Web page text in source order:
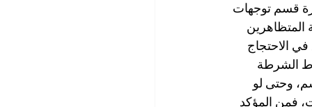
قسم توجهات
المتظاهرين
الاحتجاج
الشرطة
وحتى لو
فمن المؤكد